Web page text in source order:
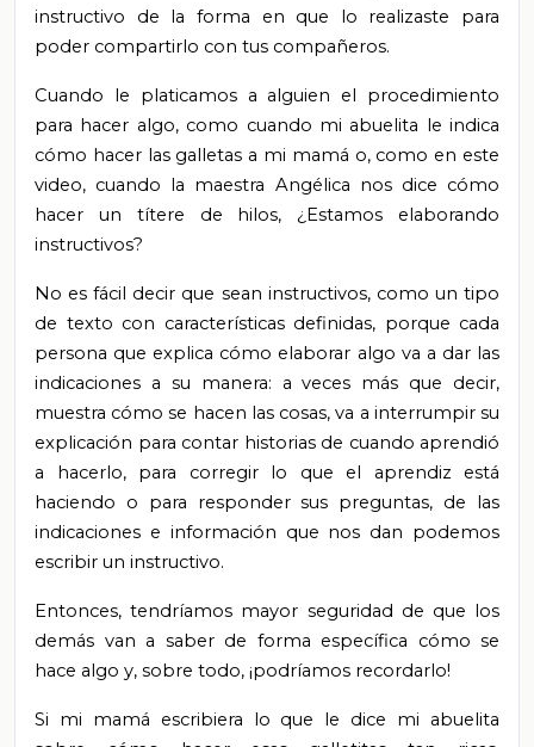
instructivo de la forma en que lo realizaste para
poder compartirlo con tus compañeros.
Cuando le platicamos a alguien el procedimiento
para hacer algo, como cuando mi abuelita le indica
cómo hacer las galletas a mi mamá o, como en este
video, cuando la maestra Angélica nos dice cómo
hacer un títere de hilos, ¿Estamos elaborando
instructivos?
No es fácil decir que sean instructivos, como un tipo
de texto con características definidas, porque cada
persona que explica cómo elaborar algo va a dar las
indicaciones a su manera: a veces más que decir,
muestra cómo se hacen las cosas, va a interrumpir su
explicación para contar historias de cuando aprendió
a hacerlo, para corregir lo que el aprendiz está
haciendo o para responder sus preguntas, de las
indicaciones e información que nos dan podemos
escribir un instructivo.
Entonces, tendríamos mayor seguridad de que los
demás van a saber de forma específica cómo se
hace algo y, sobre todo, ¡podríamos recordarlo!
Si mi mamá escribiera lo que le dice mi abuelita